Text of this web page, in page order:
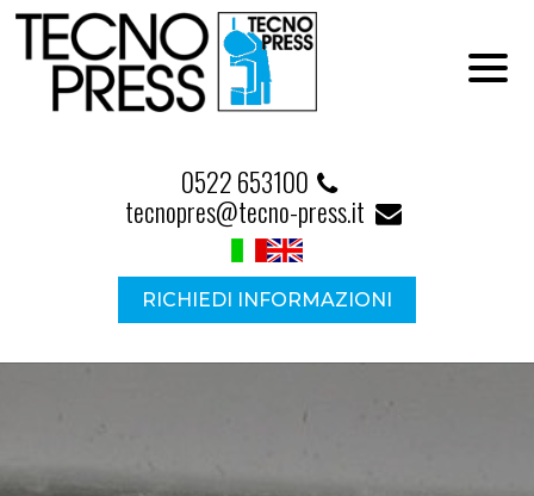
0522 653100
tecnopres@tecno-press.it
RICHIEDI INFORMAZIONI